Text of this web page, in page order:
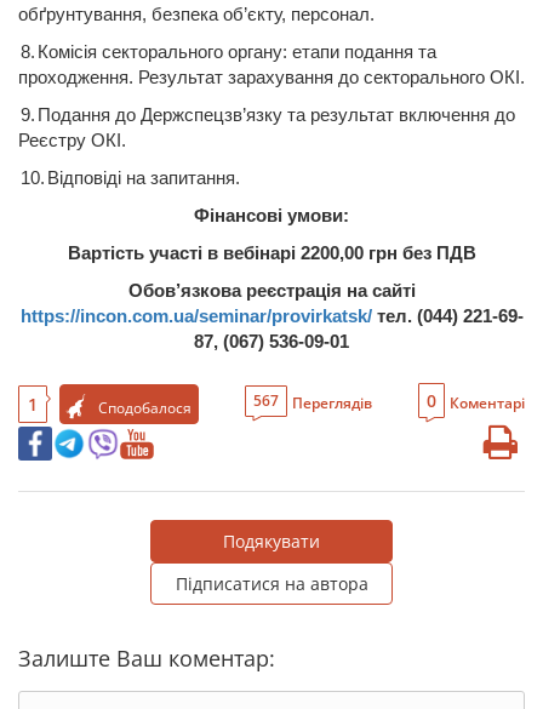
обґрунтування, безпека об’єкту, персонал.
8. Комісіясекторального органу:етапи подання та
проходження. Результат зарахування до секторального ОКІ.
9. Подання доДержспецзв’язку та результат включення до
Реєстру ОКІ.
10. Відповіді назапитання.
Фінансові умови:
Вартість участі в вебінарі 2200,00 грн без ПДВ
Обов’язкова реєстрація на сайті
https://incon.com.ua/seminar/provirkatsk/ тел. (044) 221-69-
87, (067) 536-09-01
1 Сподобалося 567 Переглядів 0 Коментарі
Подякувати
Підписатися на автора
Залиште Ваш коментар: